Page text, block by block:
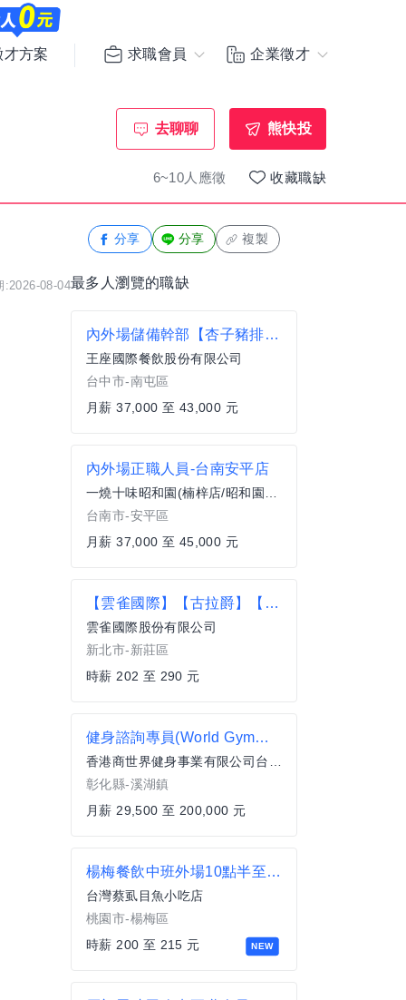
才方案 求職會員 企業徵才
去聊聊 熊快投
6~10人應徵 收藏職缺
:2026-08-04
分享 分享 複製
最多人瀏覽的職缺
內外場儲備幹部【杏子豬排-台中文心家樂福店】月薪37000-43000#另有門市達標獎金 無經驗可
王座國際餐飲股份有限公司
台中市-南屯區
月薪 37,000 至 43,000 元
內外場正職人員-台南安平店
一燒十味昭和園(楠梓店/昭和園楠梓餐飲店)
台南市-安平區
月薪 37,000 至 45,000 元
【雲雀國際】【古拉爵】【涮乃葉】- 台北央廚 (計時)採購助理人員
雲雀國際股份有限公司
新北市-新莊區
時薪 202 至 290 元
健身諮詢專員(World Gym彰化溪湖店)
香港商世界健身事業有限公司台灣分公司
彰化縣-溪湖鎮
月薪 29,500 至 200,000 元
NEW
楊梅餐飲中班外場10點半至14點半
台灣蔡虱目魚小吃店
桃園市-楊梅區
時薪 200 至 215 元